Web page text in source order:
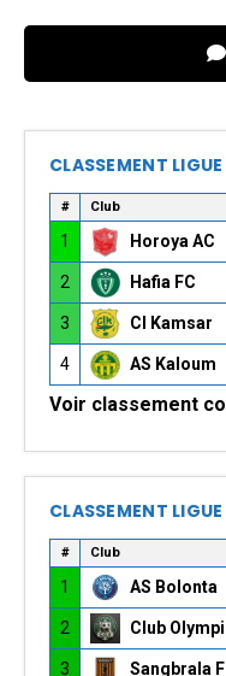
CLASSEMENT
# Club
1 Horoya AC
2 Hafia FC
3 CI Kamsar
4 AS Kaloum
Voir classement
CLASSEMENT LIGUE
# Club
1 AS Bolonta
2 Club
3 Sangbrala